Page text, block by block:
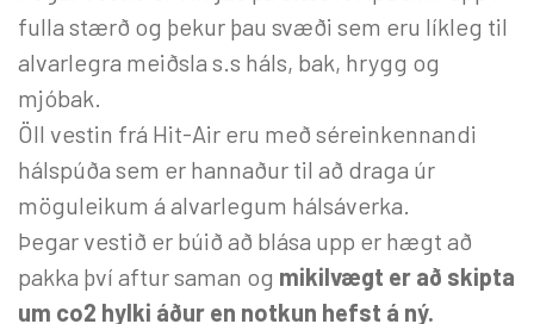
fulla stærð og þekur þau svæði sem eru líkleg til
alvarlegra meiðsla s.s háls, bak, hrygg og
mjóbak.
Öll vestin frá Hit-Air eru með séreinkennandi
hálspúða sem er hannaður til að draga úr
möguleikum á alvarlegum hálsáverka.
Þegar vestið er búið að blása upp er hægt að
pakka því aftur saman og mikilvægt er að skipta
um co2 hylki áður en notkun hefst á ný.